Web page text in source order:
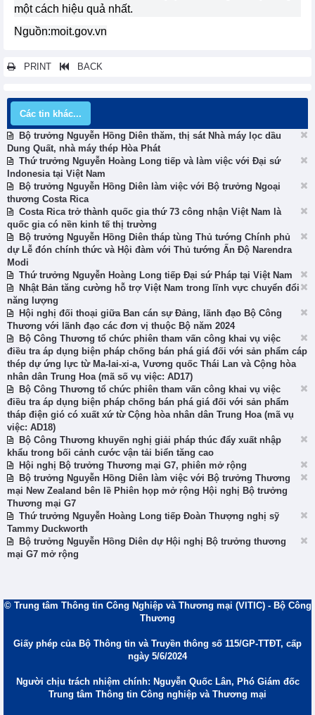
một cách hiệu quả nhất.
Nguồn:moit.gov.vn
PRINT BACK
Các tin khác...
Bộ trưởng Nguyễn Hồng Diên thăm, thị sát Nhà máy lọc dầu
Dung Quất, nhà máy thép Hòa Phát
Thứ trưởng Nguyễn Hoàng Long tiếp và làm việc với Đại sứ
Indonesia tại Việt Nam
Bộ trưởng Nguyễn Hồng Diên làm việc với Bộ trưởng Ngoại
thương Costa Rica
Costa Rica trở thành quốc gia thứ 73 công nhận Việt Nam là
quốc gia có nền kinh tế thị trường
Bộ trưởng Nguyễn Hồng Diên tháp tùng Thủ tướng Chính phủ
dự Lễ đón chính thức và Hội đàm với Thủ tướng Ấn Độ Narendra
Modi
Thứ trưởng Nguyễn Hoàng Long tiếp Đại sứ Pháp tại Việt Nam
Nhật Bản tăng cường hỗ trợ Việt Nam trong lĩnh vực chuyển đổi
năng lượng
Hội nghị đối thoại giữa Ban cán sự Đảng, lãnh đạo Bộ Công
Thương với lãnh đạo các đơn vị thuộc Bộ năm 2024
Bộ Công Thương tổ chức phiên tham vấn công khai vụ việc
điều tra áp dụng biện pháp chống bán phá giá đối với sản phẩm cáp
thép dự ứng lực từ Ma-lai-xi-a, Vương quốc Thái Lan và Cộng hòa
nhân dân Trung Hoa (mã số vụ việc: AD17)
Bộ Công Thương tổ chức phiên tham vấn công khai vụ việc
điều tra áp dụng biện pháp chống bán phá giá đối với sản phẩm
tháp điện gió có xuất xứ từ Cộng hòa nhân dân Trung Hoa (mã vụ
việc: AD18)
Bộ Công Thương khuyến nghị giải pháp thúc đẩy xuất nhập
khẩu trong bối cảnh cước vận tải biển tăng cao
Hội nghị Bộ trưởng Thương mại G7, phiên mở rộng
Bộ trưởng Nguyễn Hồng Diên làm việc với Bộ trưởng Thương
mại New Zealand bên lề Phiên họp mở rộng Hội nghị Bộ trưởng
Thương mại G7
Thứ trưởng Nguyễn Hoàng Long tiếp Đoàn Thượng nghị sỹ
Tammy Duckworth
Bộ trưởng Nguyễn Hồng Diên dự Hội nghị Bộ trưởng thương
mại G7 mở rộng
© Trung tâm Thông tin Công Nghiệp và Thương mại (VITIC) - Bộ Công
Thương
Giấy phép của Bộ Thông tin và Truyền thông số 115/GP-TTĐT, cấp
ngày 5/6/2024
Người chịu trách nhiệm chính: Nguyễn Quốc Lân, Phó Giám đốc
Trung tâm Thông tin Công nghiệp và Thương mại